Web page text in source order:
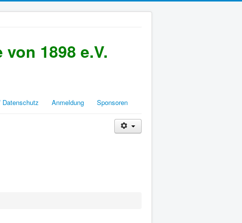
1898 e.V.
Anmeldung Sponsoren